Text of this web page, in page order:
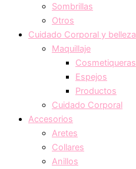
Sombrillas
Otros
Cuidado Corporal y belleza
Maquillaje
Cosmetiqueras
Espejos
Productos
Cuidado Corporal
Accesorios
Aretes
Collares
Anillos